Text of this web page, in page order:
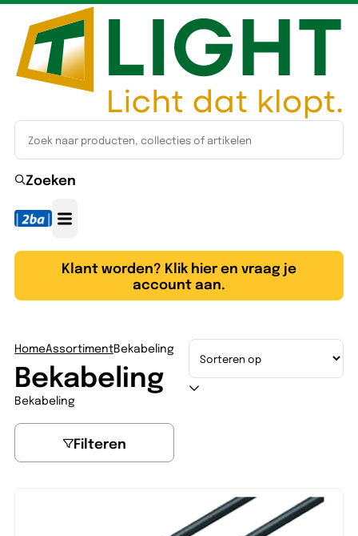
Zoeken
Klant worden? Klik hier en vraag je
account aan.
HomeAssortimentBekabeling
Bekabeling
Bekabeling
Filteren